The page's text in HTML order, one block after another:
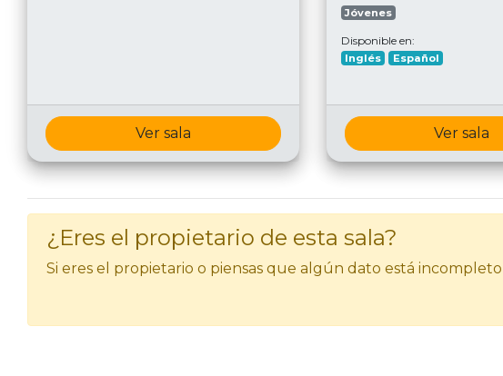
Ver sala
Jóvenes
Disponible en:
Inglés Español
Ver sala
¿Eres el propietario de esta sala?
Si eres el propietario o piensas que algún dato está